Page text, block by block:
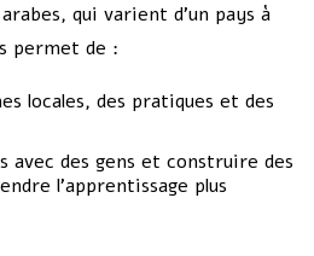
qui varient d’un pays à
permet de :
locales, des pratiques et des
avec des gens et construire des
l’apprentissage plus